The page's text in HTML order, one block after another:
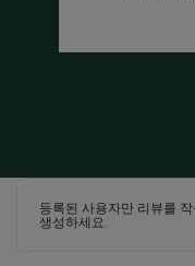
등록된 사용자만 리뷰를
생성하세요